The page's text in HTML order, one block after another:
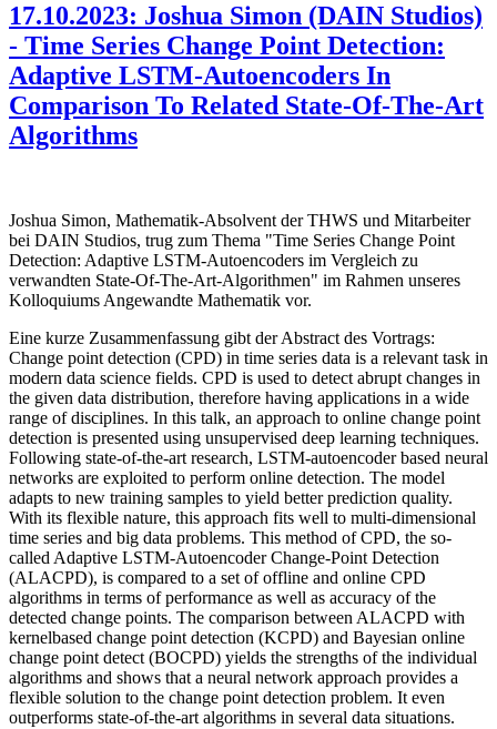
17.10.2023: Joshua Simon (DAIN Studios)
- Time Series Change Point Detection:
Adaptive LSTM-Autoencoders In
Comparison To Related State-Of-The-Art
Algorithms
Joshua Simon, Mathematik-Absolvent der THWS und Mitarbeiter
bei DAIN Studios, trug zum Thema "Time Series Change Point
Detection: Adaptive LSTM-Autoencoders im Vergleich zu
verwandten State-Of-The-Art-Algorithmen" im Rahmen unseres
Kolloquiums Angewandte Mathematik vor.
Eine kurze Zusammenfassung gibt der Abstract des Vortrags:
Change point detection (CPD) in time series data is a relevant task in
modern data science fields. CPD is used to detect abrupt changes in
the given data distribution, therefore having applications in a wide
range of disciplines. In this talk, an approach to online change point
detection is presented using unsupervised deep learning techniques.
Following state-of-the-art research, LSTM-autoencoder based neural
networks are exploited to perform online detection. The model
adapts to new training samples to yield better prediction quality.
With its flexible nature, this approach fits well to multi-dimensional
time series and big data problems. This method of CPD, the so-
called Adaptive LSTM-Autoencoder Change-Point Detection
(ALACPD), is compared to a set of offline and online CPD
algorithms in terms of performance as well as accuracy of the
detected change points. The comparison between ALACPD with
kernelbased change point detection (KCPD) and Bayesian online
change point detect (BOCPD) yields the strengths of the individual
algorithms and shows that a neural network approach provides a
flexible solution to the change point detection problem. It even
outperforms state-of-the-art algorithms in several data situations.